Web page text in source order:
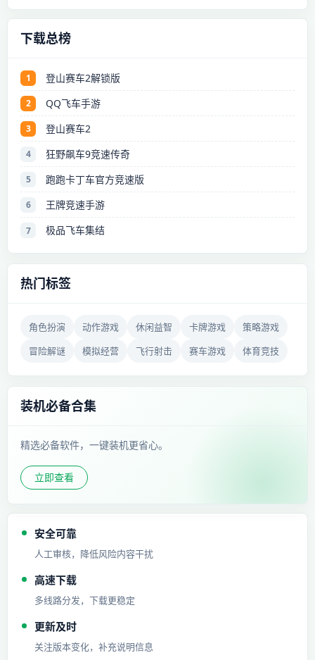
下载总榜
1 登山赛车2解锁版
2 QQ飞车手游
3 登山赛车2
4 狂野飙车9竞速传奇
5 跑跑卡丁车官方竞速版
6 王牌竞速手游
7 极品飞车集结
热门标签
角色扮演 动作游戏 休闲益智 卡牌游戏
策略游戏
冒险解谜
模拟经营 飞行射击 赛车游戏 体育竞技
装机必备合集
精选必备软件，一键装机更省心。
立即查看
安全可靠
人工审核，降低风险内容干扰
高速下载
多线路分发，下载更稳定
更新及时
关注版本变化，补充说明信息